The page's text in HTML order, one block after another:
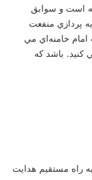
است و سوابق
پردازي منفعت
امام خامنه‌اي مي
كنيد. باشد كه
راه مستقیم هدایت